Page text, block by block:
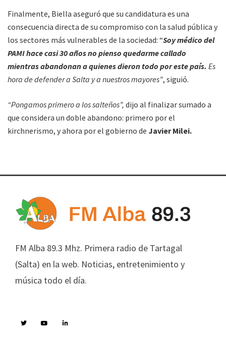
Finalmente, Biella aseguró que su candidatura es una
consecuencia directa de su compromiso con la salud pública y
los sectores más vulnerables de la sociedad: “Soy médico del
PAMI hace casi 30 años no pienso quedarme callado
mientras abandonan a quienes dieron todo por este país. Es
hora de defender a Salta y a nuestros mayores”, siguió.
“Pongamos primero a los salteños”, dijo al finalizar sumado a
que considera un doble abandono: primero por el
kirchnerismo, y ahora por el gobierno de Javier Milei.
FM Alba 89.3 Mhz. Primera radio de Tartagal
(Salta) en la web. Noticias, entretenimiento y
música todo el día.